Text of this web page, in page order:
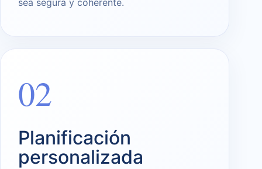
02
Planificación
personalizada